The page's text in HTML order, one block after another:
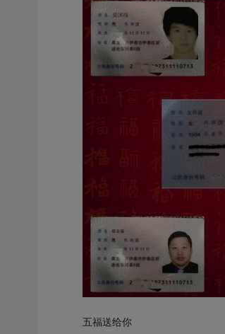
五福送给你